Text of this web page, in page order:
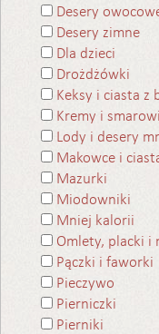
Desery
Desery zimne
Dla dzieci
Drożdżówki
Keksy i ciasta z
Kremy i
Lody i desery
Makowce i
Mazurki
Miodowniki
Mniej kalorii
Omlety, placki i
Pączki i faworki
Pieczywo
Pierniczki
Pierniki